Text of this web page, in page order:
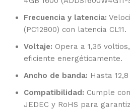
Frecuencia y latencia:
(PC12800) con latencia CL11.
Voltaje: Opera a 1,35
eficiente energéticamente.
Ancho de banda: Hasta
Compatibilidad: Cumple
JEDEC y RoHS para